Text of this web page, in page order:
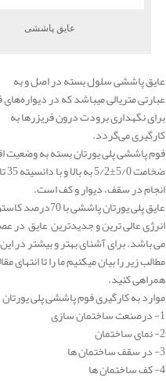
عایق پاششی
عایق پاششی سلول بسته در اصل و به
عبارتی متریالی میباشد که در دیواره‌های
برای نگهداری برودت درون فریزرهابه
کارگیری می‌گردد.
فوم پاششی پلی یورتان بسته به وضعیت
انجام در سقف، دیوار و کف است.
عایق پلی یورتان پاششی
انرژی عالی ترین و جدیدترین عایق در
می باشد. برای آشنای بهتر و بیشتر در
مطالب زیر را بیان میکنیم ما را تا انتهای
همراهی کنید.
موارد به کارگیری فوم پاششی پلی یورتان
1- درصنعت ساختمان سازی
2- نمای ساختمان
3- در سقف ساختمان ها
4- کف ساختمان ها